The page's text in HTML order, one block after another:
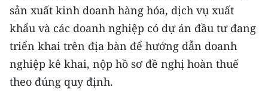
sản xuất kinh doanh hàng hóa, dịch vụ xuất
khẩu và các doanh nghiệp có dự án đầu tư đang
triển khai trên địa bàn để hướng dẫn doanh
nghiệp kê khai, nộp hồ sơ đề nghị hoàn thuế
theo đúng quy định.